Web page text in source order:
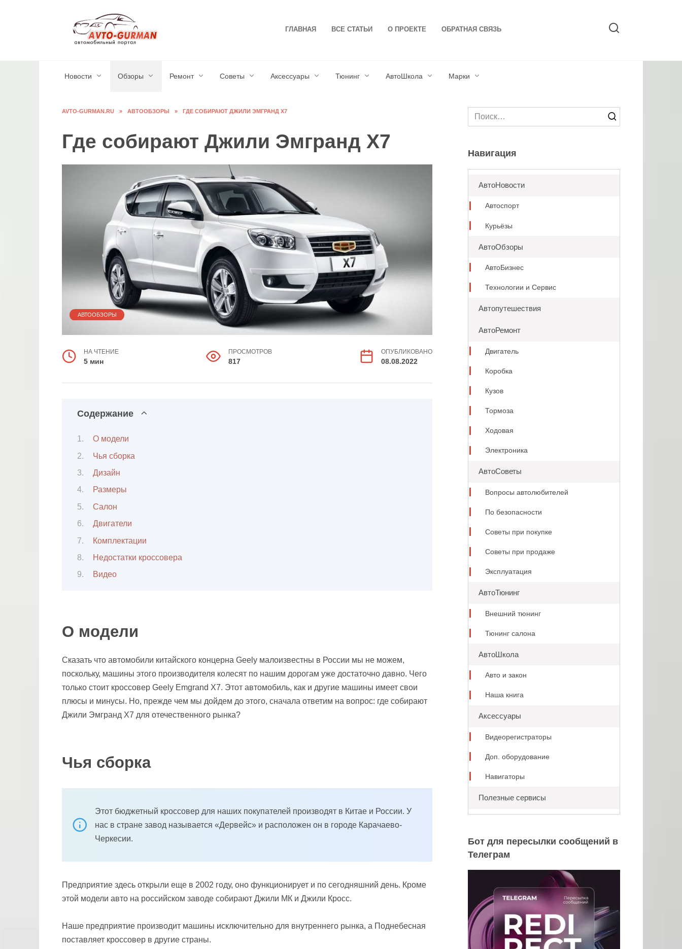
ГЛАВНАЯ ВСЕ СТАТЬИ О ПРОЕКТЕ ОБРАТНАЯ СВЯЗЬ
Новости Обзоры Ремонт Советы Аксессуары Тюнинг АвтоШкола Марки
AVTO-GURMAN.RU » АВТООБЗОРЫ » ГДЕ СОБИРАЮТ ДЖИЛИ ЭМГРАНД Х7
Где собирают Джили Эмгранд Х7
АВТООБЗОРЫ
НА ЧТЕНИЕ
5 мин
ПРОСМОТРОВ
817
ОПУБЛИКОВАНО
08.08.2022
Содержание
О модели
Чья сборка
Дизайн
Размеры
Салон
Двигатели
Комплектации
Недостатки кроссовера
Видео
О модели
Сказать что автомобили китайского концерна Geely малоизвестны в России мы не можем,
поскольку, машины этого производителя колесят по нашим дорогам уже достаточно давно. Чего
только стоит кроссовер Geely Emgrand Х7. Этот автомобиль, как и другие машины имеет свои
плюсы и минусы. Но, прежде чем мы дойдем до этого, сначала ответим на вопрос: где собирают
Джили Эмгранд Х7 для отечественного рынка?
Чья сборка
Этот бюджетный кроссовер для наших покупателей производят в Китае и России. У
нас в стране завод называется «Дервейс» и расположен он в городе Карачаево-
Черкесии.
Предприятие здесь открыли еще в 2002 году, оно функционирует и по сегодняшний день. Кроме
этой модели авто на российском заводе собирают Джили МК и Джили Кросс.
Наше предприятие производит машины исключительно для внутреннего рынка, а Поднебесная
поставляет кроссовер в другие страны.
Search
for:
Навигация
АвтоНовости
Автоспорт
Курьёзы
АвтоОбзоры
АвтоБизнес
Технологии и Сервис
Автопутешествия
АвтоРемонт
Двигатель
Коробка
Кузов
Тормоза
Ходовая
Электроника
АвтоСоветы
Вопросы автолюбителей
По безопасности
Советы при покупке
Советы при продаже
Эксплуатация
АвтоТюнинг
Внешний тюнинг
Тюнинг салона
АвтоШкола
Авто и закон
Наша книга
Аксессуары
Видеорегистраторы
Доп. оборудование
Навигаторы
Полезные сервисы
Бот для пересылки сообщений в
Телеграм